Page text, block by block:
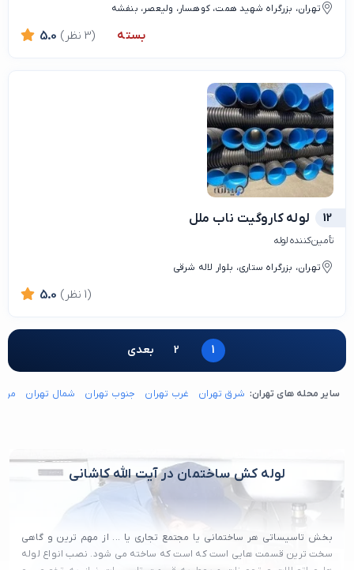
تهران، بزرگراه شهید همت، کوهسار، ولیعصر، بنفشه
بسته 5.0 (3 نظر)
12 لوله کاروگیت ناب ملل
تأمین‌کننده لوله
تهران، بزرگراه ستاری، بلوار لاله شرقی
5.0 (1 نظر)
1
2 بعدی
سایر محله های تهران: شرق تهران غرب تهران جنوب تهران شمال تهران
لوله کش ساختمان در آیت الله کاشانی
بخش تاسیساتی هر ساختمانی یا مجتمع تجاری یا ... از مهم ترین و گاهی
سخت ترین قسمت هایی است که است که ساخته می شود. نصب انواع لوله